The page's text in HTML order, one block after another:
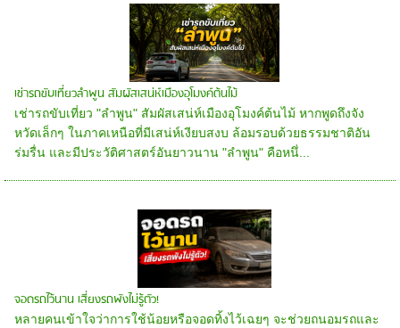
เช่ารถขับเที่ยวลำพูน สัมผัสเสน่ห์เมืองอุโมงค์ต้นไม้
เช่ารถขับเที่ยว "ลำพูน" สัมผัสเสน่ห์เมืองอุโมงค์ต้นไม้ หากพูดถึงจัง
หวัดเล็กๆ ในภาคเหนือที่มีเสน่ห์เงียบสงบ ล้อมรอบด้วยธรรมชาติอัน
ร่มรื่น และมีประวัติศาสตร์อันยาวนาน "ลำพูน" คือหนึ่...
จอดรถไว้นาน เสี่ยงรถพังไม่รู้ตัว!
หลายคนเข้าใจว่าการใช้น้อยหรือจอดทิ้งไว้เฉยๆ จะช่วยถนอมรถและ